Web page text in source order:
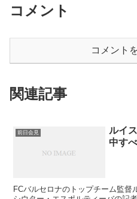
コメント
コメント
関連記事
前日会見
ルイ
中すべ
FCバルセロナのトップチーム監督